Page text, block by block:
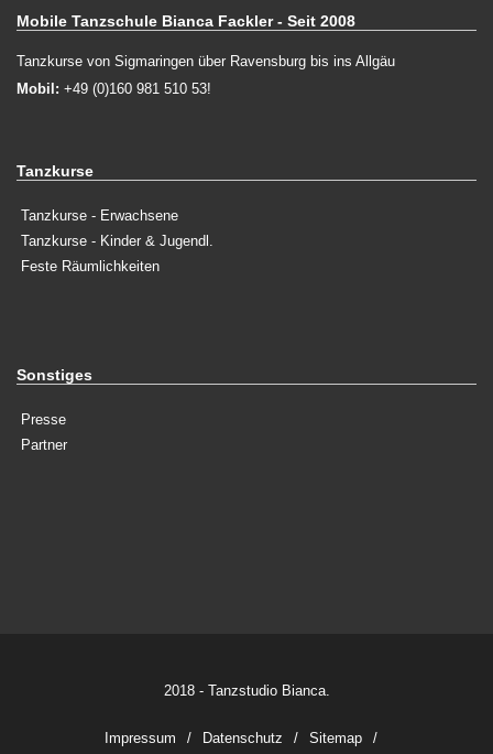
Mobile Tanzschule Bianca Fackler - Seit 2008
Tanzkurse von Sigmaringen über Ravensburg bis ins Allgäu
Mobil: +49 (0)160 981 510 53!
Tanzkurse
Tanzkurse - Erwachsene
Tanzkurse - Kinder & Jugendl.
Feste Räumlichkeiten
Sonstiges
Presse
Partner
2018 - Tanzstudio Bianca.
Impressum Datenschutz Sitemap